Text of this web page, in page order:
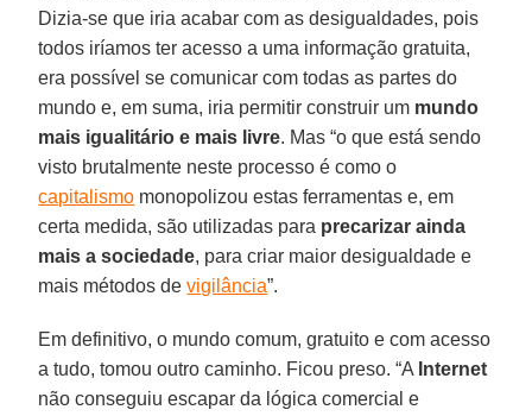
Dizia-se que iria acabar com as desigualdades, pois
todos iríamos ter acesso a uma informação gratuita,
era possível se comunicar com todas as partes do
mundo e, em suma, iria permitir construir um mundo
mais igualitário e mais livre. Mas “o que está sendo
visto brutalmente neste processo é como o
capitalismo monopolizou estas ferramentas e, em
certa medida, são utilizadas para precarizar ainda
mais a sociedade, para criar maior desigualdade e
mais métodos devigilância”.
Em definitivo, o mundo comum, gratuito e com acesso
a tudo, tomou outro caminho. Ficou preso. “A Internet
não conseguiu escapar da lógica comercial e